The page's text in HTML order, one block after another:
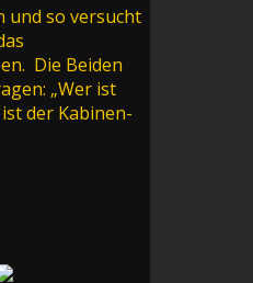
und so versucht
Die Beiden
„Wer ist
der Kabinen-